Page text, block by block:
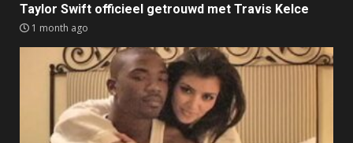
Taylor Swift officieel getrouwd met Travis Kelce
1 month ago